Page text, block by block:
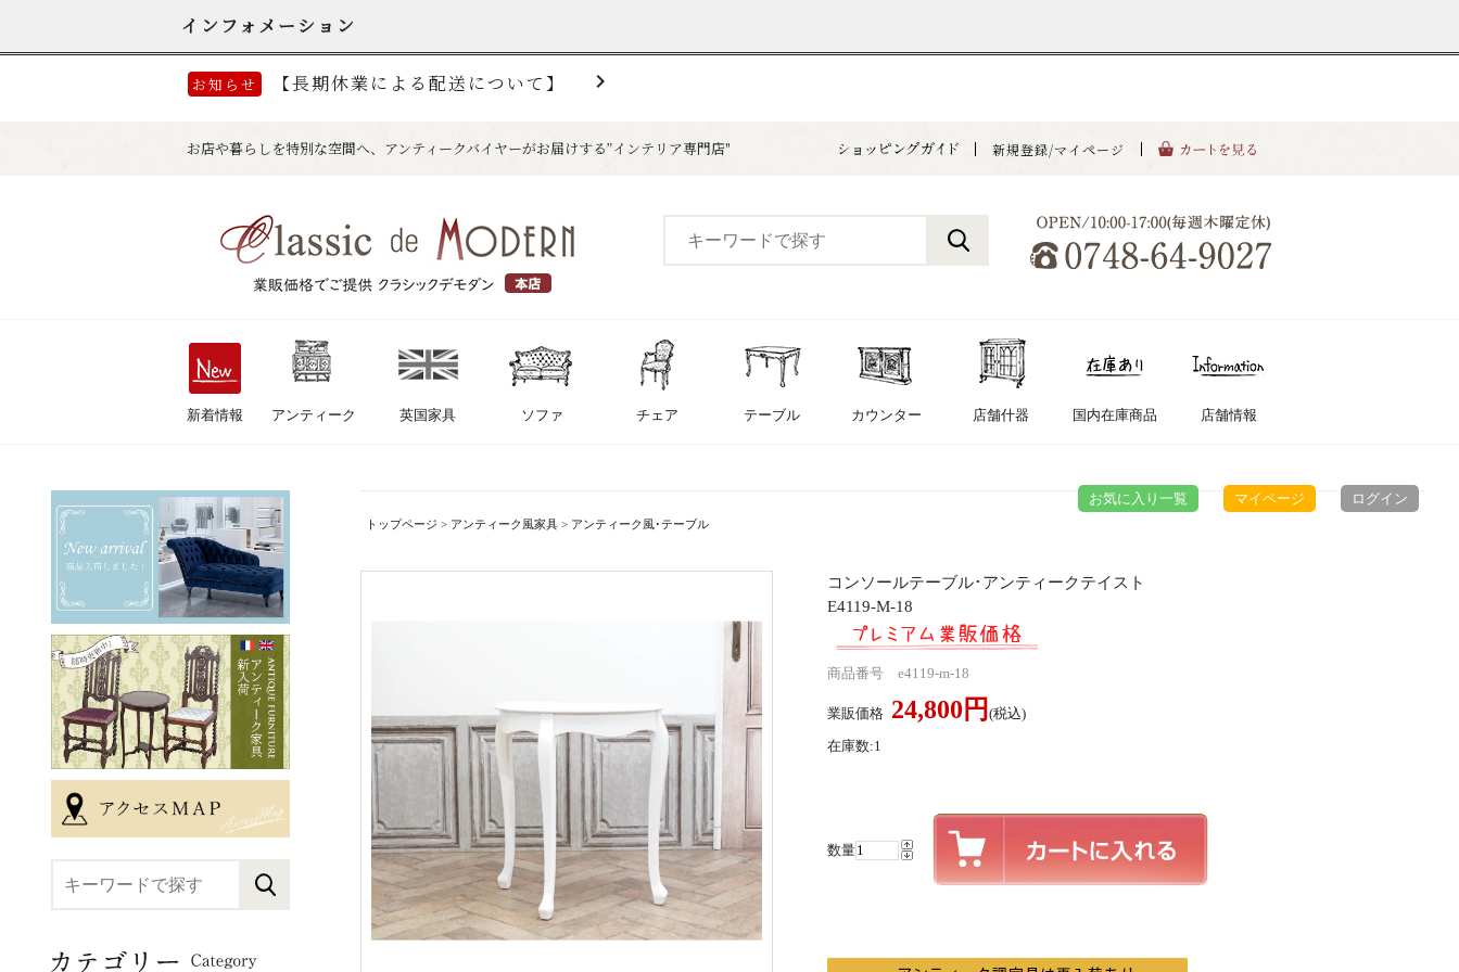
お気に入り一覧 マイページ ログイン
トップページ > アンティーク風家具 > アンティーク風･テーブル
コンソールテーブル･アンティークテイスト
E4119-M-18
商品番号 e4119-m-18
業販価格 24,800円 (税込)
在庫数:1
数量